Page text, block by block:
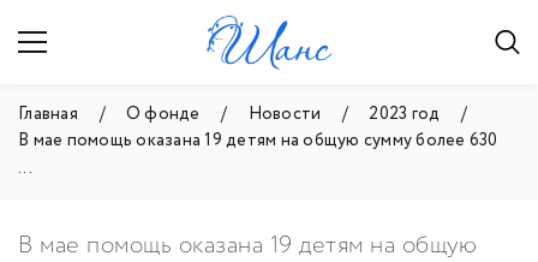
Главная О фонде Новости
2023 год
В мае помощь оказана 19 детям на общую сумму более 630
...
В мае помощь оказана 19 детям на общую